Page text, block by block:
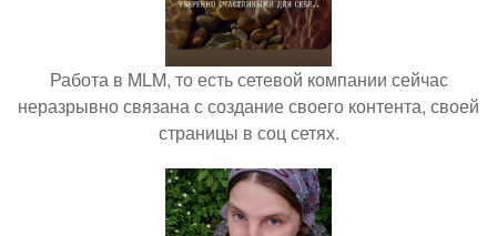
Работа в MLM, то есть сетевой компании сейчас
неразрывно связана с создание своего контента, своей
страницы в соц сетях.